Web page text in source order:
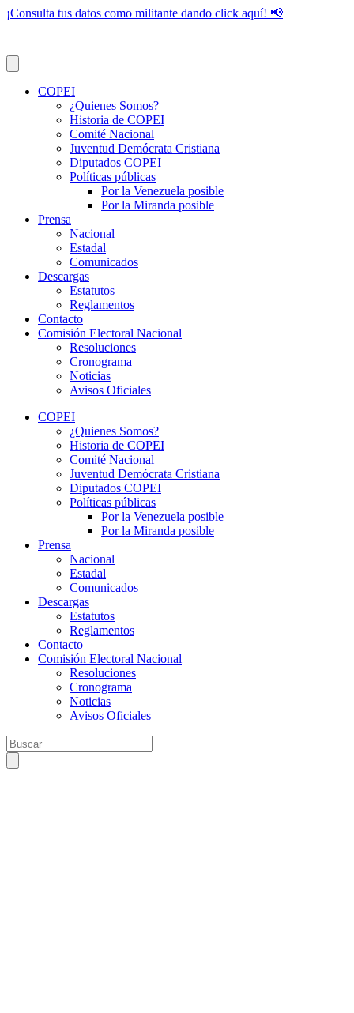
¡Consulta tus datos como militante dando click aquí! 📢
COPEI
¿Quienes Somos?
Historia de COPEI
Comité Nacional
Juventud Demócrata Cristiana
Diputados COPEI
Políticas públicas
Por la Venezuela posible
Por la Miranda posible
Prensa
Nacional
Estadal
Comunicados
Descargas
Estatutos
Reglamentos
Contacto
Comisión Electoral Nacional
Resoluciones
Cronograma
Noticias
Avisos Oficiales
COPEI
¿Quienes Somos?
Historia de COPEI
Comité Nacional
Juventud Demócrata Cristiana
Diputados COPEI
Políticas públicas
Por la Venezuela posible
Por la Miranda posible
Prensa
Nacional
Estadal
Comunicados
Descargas
Estatutos
Reglamentos
Contacto
Comisión Electoral Nacional
Resoluciones
Cronograma
Noticias
Avisos Oficiales